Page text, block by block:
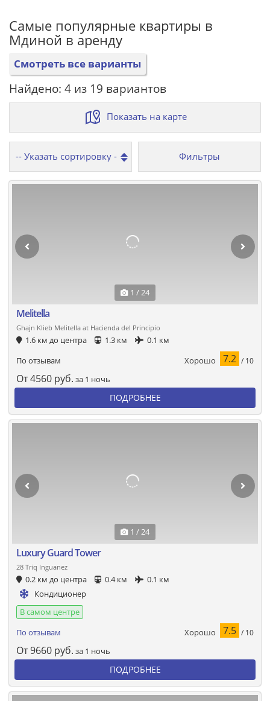
Самые популярные квартиры в
Мдиной в аренду
Смотреть все варианты
Найдено: 4 из 19 вариантов
Показать на карте
Фильтры
1 / 24
Melitella
Ghajn Klieb Melitella at Hacienda del Principio
1.6 км до центра 1.3 км
0.1 км
По отзывам
Хорошо 7.2 / 10
От4560 руб. за 1 ночь
ПОДРОБНЕЕ
1 / 24
Luxury Guard Tower
28 Triq Inguanez
0.2 км до центра 0.4 км
0.1 км
Кондиционер
В самом центре
По отзывам
Хорошо 7.5 / 10
От9660 руб. за 1 ночь
ПОДРОБНЕЕ